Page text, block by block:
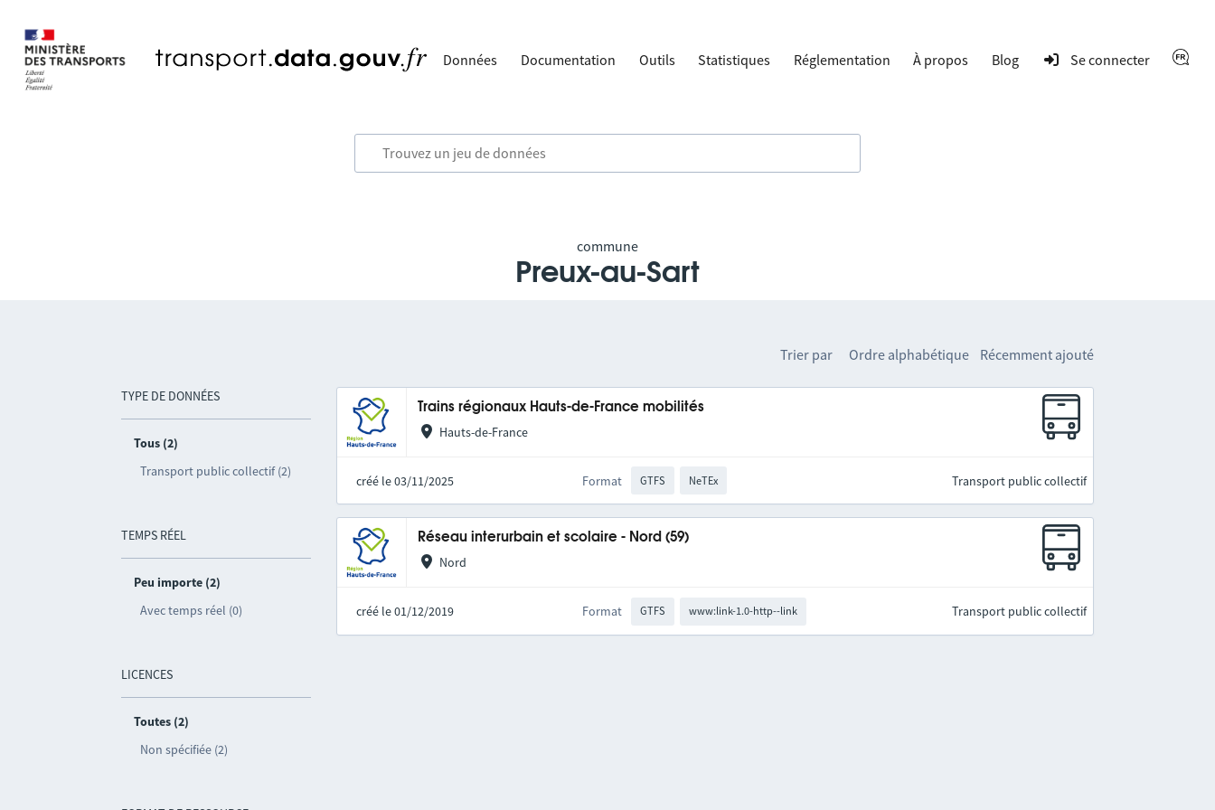
Données Documentation Outils Statistiques Réglementation À propos Blog Se connecter
commune
Preux-au-Sart
TYPE DE DONNÉES
Tous (2)
Transport public collectif (2)
TEMPS RÉEL
Peu importe (2)
Avec temps réel (0)
LICENCES
Toutes (2)
Non spécifiée (2)
Trier par Ordre alphabétique Récemment ajouté
Trains régionaux Hauts-de-France mobilités
Hauts-de-France
créé le 03/11/2025 Format GTFS NeTEx Transport public collectif
Réseau interurbain et scolaire - Nord (59)
Nord
créé le 01/12/2019 Format GTFS www:link-1.0-http--link Transport public collectif